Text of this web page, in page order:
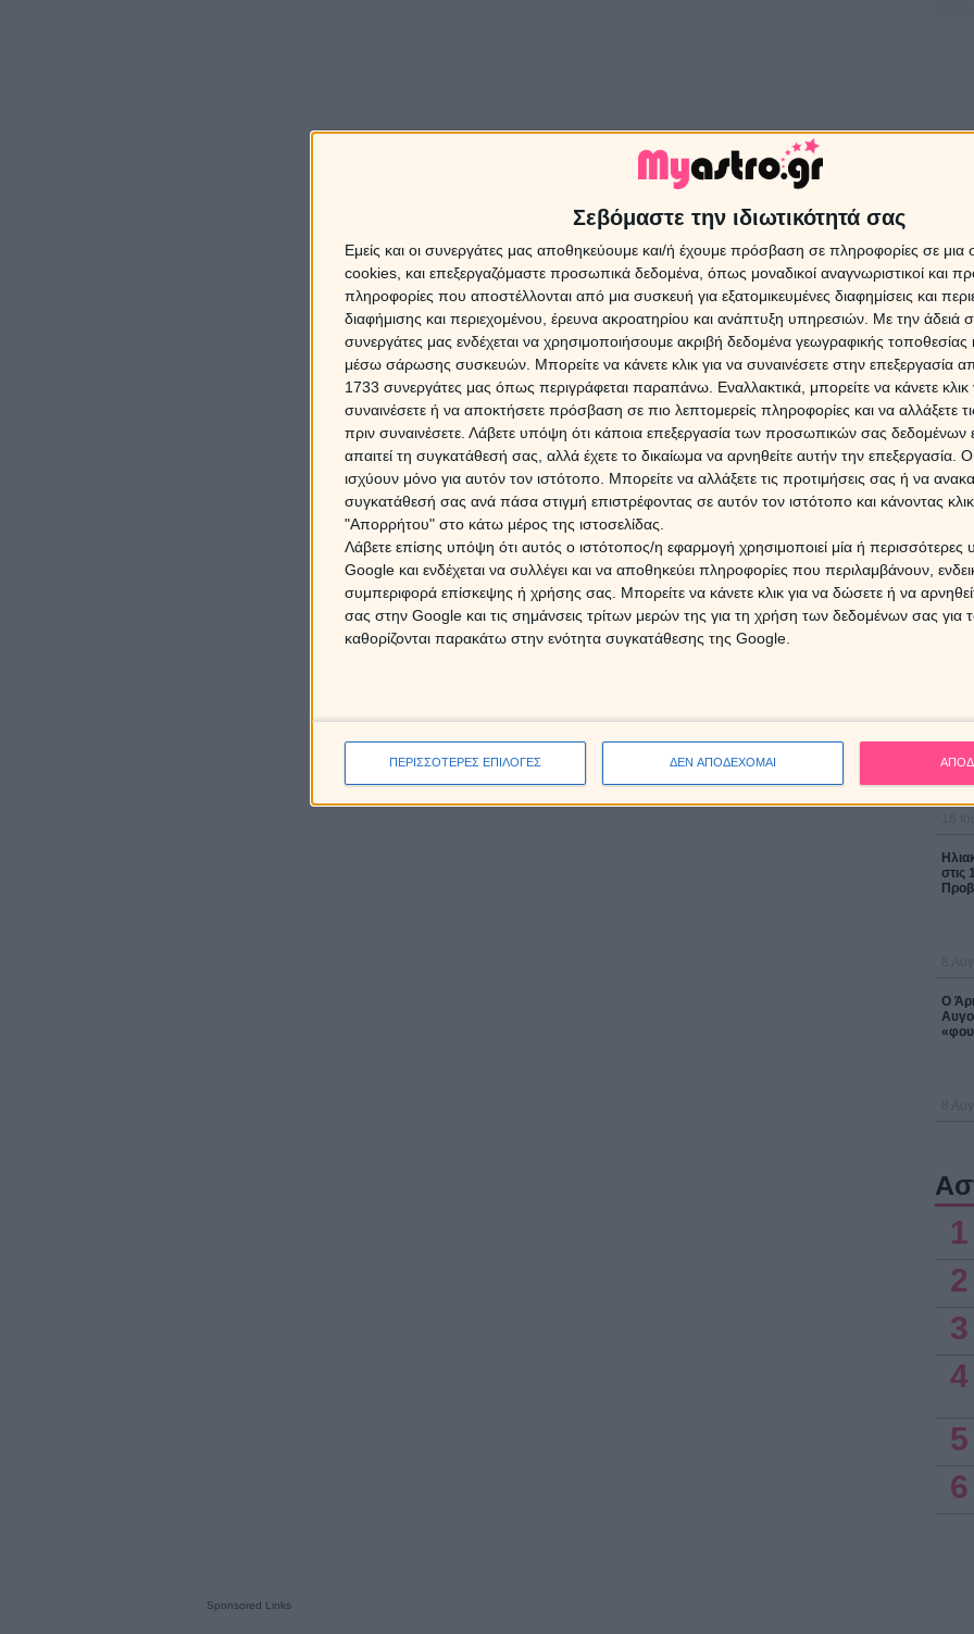
Σεβόμαστε την ιδιωτικότητά σας
Εμείς και οι συνεργάτες μας αποθηκεύουμε και/ή έχουμε πρόσβαση σε πληροφορίες σε
cookies, και επεξεργαζόμαστε προσωπικά δεδομένα, όπως μοναδικοί αναγνωριστικοί και
πληροφορίες που αποστέλλονται από μια συσκευή για εξατομικευμένες διαφημίσεις και
διαφήμισης και περιεχομένου, έρευνα ακροατηρίου και ανάπτυξη υπηρεσιών. Με την άδειά
συνεργάτες μας ενδέχεται να χρησιμοποιήσουμε ακριβή δεδομένα γεωγραφικής τοποθεσίας
μέσω σάρωσης συσκευών. Μπορείτε να κάνετε κλικ για να συναινέσετε στην επεξεργασία
1733 συνεργάτες μας όπως περιγράφεται παραπάνω. Εναλλακτικά, μπορείτε να κάνετε κλικ
συναινέσετε ή να αποκτήσετε πρόσβαση σε πιο λεπτομερείς πληροφορίες και να αλλάξετε
πριν συναινέσετε. Λάβετε υπόψη ότι κάποια επεξεργασία των προσωπικών σας δεδομένων
απαιτεί τη συγκατάθεσή σας, αλλά έχετε το δικαίωμα να αρνηθείτε αυτήν την επεξεργασία.
ισχύουν μόνο για αυτόν τον ιστότοπο. Μπορείτε να αλλάξετε τις προτιμήσεις σας ή να
συγκατάθεσή σας ανά πάσα στιγμή επιστρέφοντας σε αυτόν τον ιστότοπο και κάνοντας
"Απορρήτου" στο κάτω μέρος της ιστοσελίδας.
Λάβετε επίσης υπόψη ότι αυτός ο ιστότοπος/η εφαρμογή χρησιμοποιεί μία ή περισσότερες
Google και ενδέχεται να συλλέγει και να αποθηκεύει πληροφορίες που περιλαμβάνουν,
συμπεριφορά επίσκεψης ή χρήσης σας. Μπορείτε να κάνετε κλικ για να δώσετε ή να
σας στην Google και τις σημάνσεις τρίτων μερών της για τη χρήση των δεδομένων σας
καθορίζονται παρακάτω στην ενότητα συγκατάθεσης της Google.
ΠΕΡΙΣΣΟΤΕΡΕΣ ΕΠΙΛΟΓΕΣ ΔΕΝ ΑΠΟΔΕΧΟΜΑΙ
Τα
08/
17/08
στις
Ο
1
2
3
4
5
6
Sponsored Links